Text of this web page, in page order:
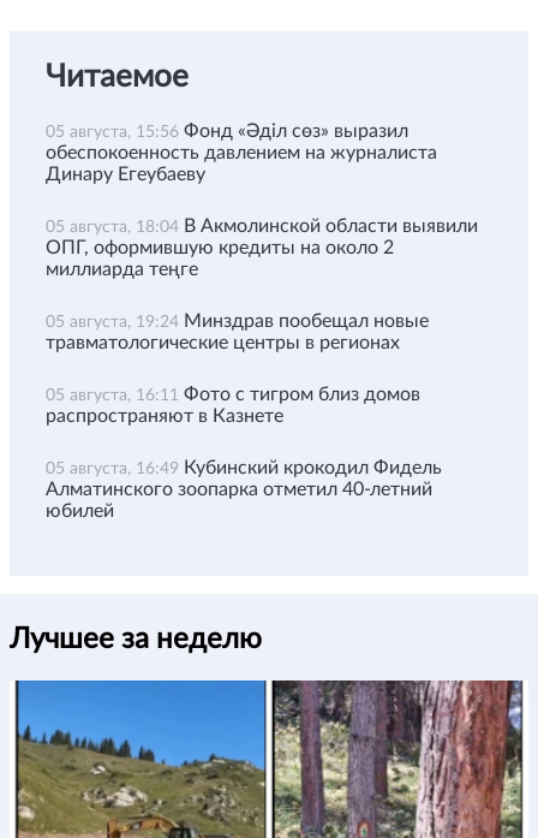
Читаемое
05 августа, 15:56 Фонд «Әділ сөз» выразил
обеспокоенность давлением на журналиста
Динару Егеубаеву
05 августа, 18:04 В Акмолинской области выявили
ОПГ, оформившую кредиты на около 2
миллиарда теңге
05 августа, 19:24 Минздрав пообещал новые
травматологические центры в регионах
05 августа, 16:11 Фото с тигром близ домов
распространяют в Казнете
05 августа, 16:49 Кубинский крокодил Фидель
Алматинского зоопарка отметил 40-летний
юбилей
Лучшее за неделю